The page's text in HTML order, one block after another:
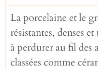
La porcelaine et le
résistantes, denses
à perdurer au fil des
classées comme